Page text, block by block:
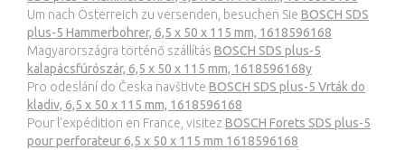
Um nach Österreich zu versenden, besuchen Sie BOSCH SDS
plus-5 Hammerbohrer, 6,5 x 50 x 115 mm, 1618596168
Magyarországra történő szállítás BOSCH SDS plus-5
kalapácsfúrószár, 6,5 x 50 x 115 mm, 1618596168y
Pro odeslání do Česka navštivte BOSCH SDS plus-5 Vrták do
kladiv, 6,5 x 50 x 115 mm, 1618596168
Pour l’expédition en France, visitez BOSCH Forets SDS plus-5
pour perforateur 6,5 x 50 x 115 mm 1618596168